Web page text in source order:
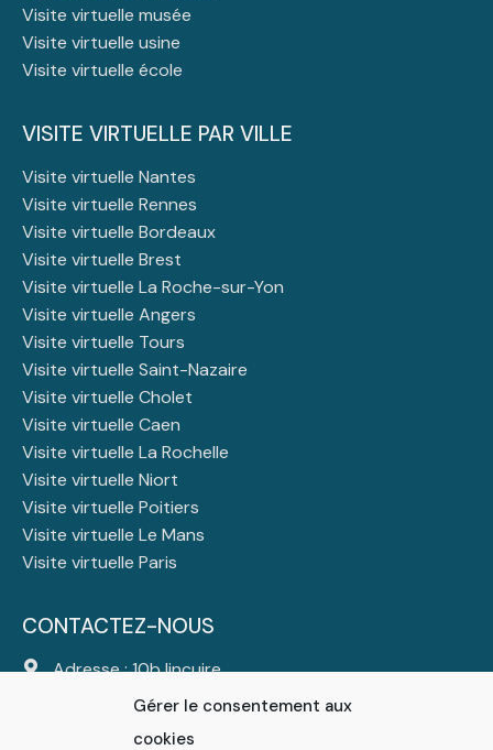
Gérer le consentement aux
cookies
Visite virtuelle musée
Visite virtuelle usine
Visite virtuelle école
VISITE VIRTUELLE PAR VILLE
Visite virtuelle Nantes
Visite virtuelle Rennes
Visite virtuelle Bordeaux
Visite virtuelle Brest
Visite virtuelle La Roche-sur-Yon
Visite virtuelle Angers
Visite virtuelle Tours
Visite virtuelle Saint-Nazaire
Visite virtuelle Cholet
Visite virtuelle Caen
Visite virtuelle La Rochelle
Visite virtuelle Niort
Visite virtuelle Poitiers
Visite virtuelle Le Mans
Visite virtuelle Paris
CONTACTEZ-NOUS
Adresse : 10b lincuire
44310 Saint Colomban
06 23 23 47 25